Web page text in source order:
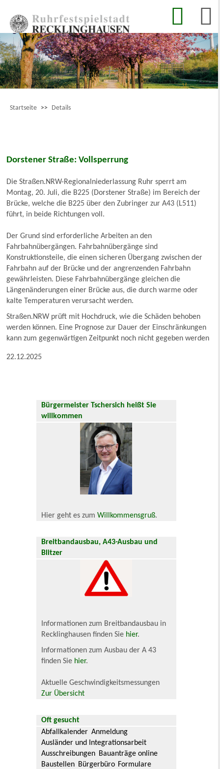
Startseite >> Details
Dorstener Straße: Vollsperrung
Die Straßen.NRW-Regionalniederlassung Ruhr sperrt am
Montag, 20. Juli, die B225 (Dorstener Straße) im Bereich der
Brücke, welche die B225 über den Zubringer zur A43 (L511)
führt, in beide Richtungen voll.
Der Grund sind erforderliche Arbeiten an den
Fahrbahnübergängen. Fahrbahnübergänge sind
Konstruktionsteile, die einen sicheren Übergang zwischen der
Fahrbahn auf der Brücke und der angrenzenden Fahrbahn
gewährleisten. Diese Fahrbahnübergänge gleichen die
Längenänderungen einer Brücke aus, die durch warme oder
kalte Temperaturen verursacht werden.
Straßen.NRW prüft mit Hochdruck, wie die Schäden behoben
werden können. Eine Prognose zur Dauer der Einschränkungen
kann zum gegenwärtigen Zeitpunkt noch nicht gegeben werden
22.12.2025
Bürgermeister Tschersich heißt Sie
willkommen
Hier geht es zumWillkommensgruß.
Breitbandausbau, A43-Ausbau und
Blitzer
Informationen zum Breitbandausbau in
Recklinghausen finden Sie hier.
Informationen zum Ausbau der A 43
finden Sie hier.
Aktuelle Geschwindigkeitsmessungen
Zur Übersicht
Oft gesucht
Abfallkalender Anmeldung
Ausländer und Integrationsarbeit
Ausschreibungen Bauanträge online
Baustellen Bürgerbüro Formulare